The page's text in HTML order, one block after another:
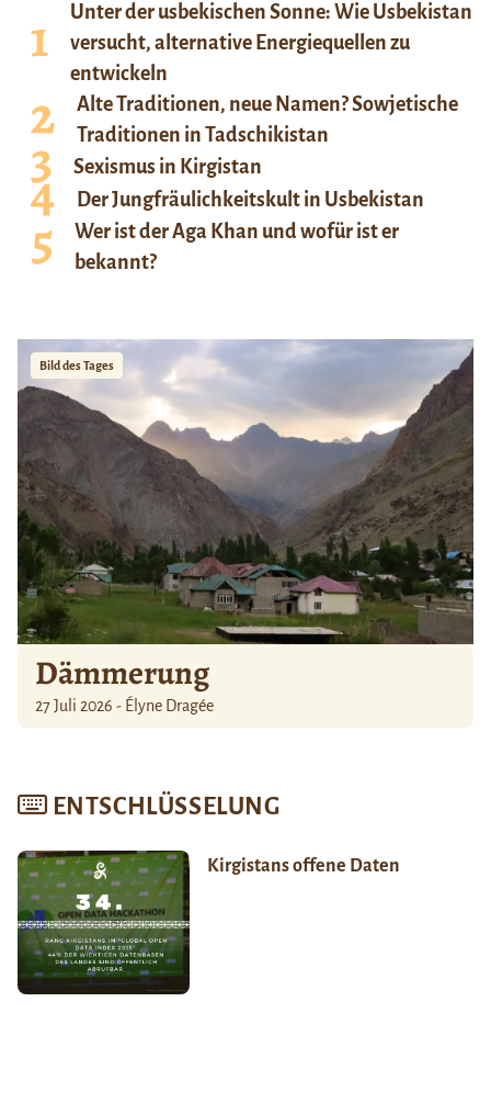
Unter der usbekischen Sonne: Wie Usbekistan
versucht, alternative Energiequellen zu
entwickeln
Alte Traditionen, neue Namen? Sowjetische
Traditionen in Tadschikistan
Sexismus in Kirgistan
Der Jungfräulichkeitskult in Usbekistan
Wer ist der Aga Khan und wofür ist er
bekannt?
Bild des Tages
Dämmerung
27 Juli 2026 - Élyne Dragée
ENTSCHLÜSSELUNG
Kirgistans offene Daten